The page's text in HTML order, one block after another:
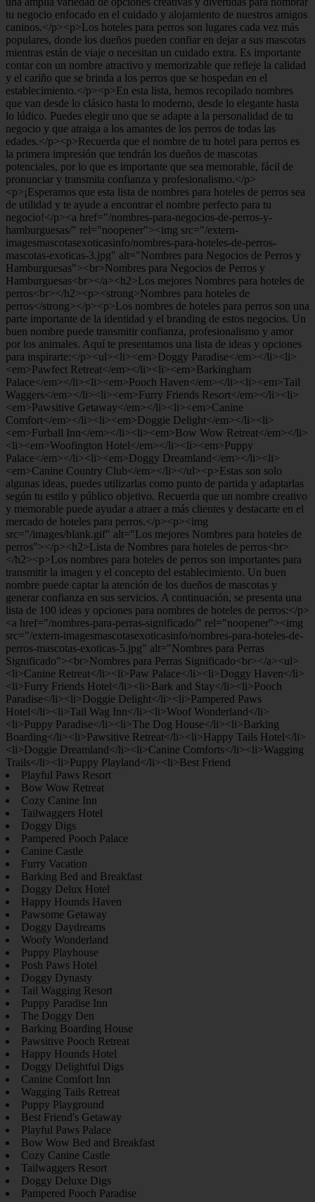
Playful Paws Resort
Bow Wow Retreat
Cozy Canine Inn
Tailwaggers Hotel
Doggy Digs
Pampered Pooch Palace
Canine Castle
Furry Vacation
Barking Bed and Breakfast
Doggy Delux Hotel
Happy Hounds Haven
Pawsome Getaway
Doggy Daydreams
Woofy Wonderland
Puppy Playhouse
Posh Paws Hotel
Doggy Dynasty
Tail Wagging Resort
Puppy Paradise Inn
The Doggy Den
Barking Boarding House
Pawsitive Pooch Retreat
Happy Hounds Hotel
Doggy Delightful Digs
Canine Comfort Inn
Wagging Tails Retreat
Puppy Playground
Best Friend's Getaway
Playful Paws Palace
Bow Wow Bed and Breakfast
Cozy Canine Castle
Tailwaggers Resort
Doggy Deluxe Digs
Pampered Pooch Paradise